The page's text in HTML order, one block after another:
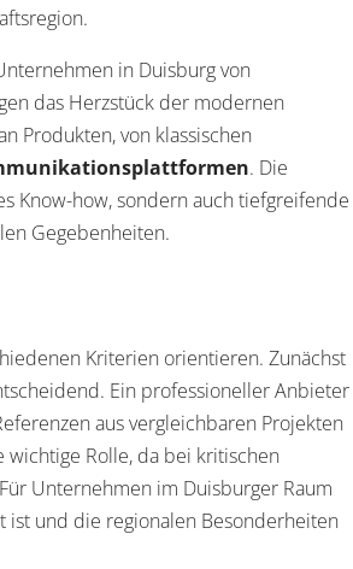
in Duisburg von
das Herzstück der modernen
Produkten, von klassischen
. Die
Know-how, sondern auch tiefgreifende
Gegebenheiten.
Kriterien orientieren. Zunächst
Ein professioneller Anbieter
aus vergleichbaren Projekten
wichtige Rolle, da bei kritischen
Unternehmen im Duisburger Raum
ist und die regionalen Besonderheiten